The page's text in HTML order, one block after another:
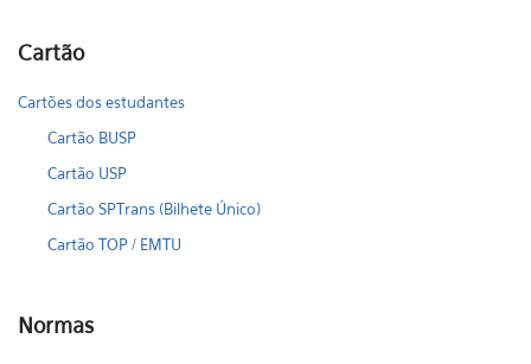
Cartão
Cartões dos estudantes
Cartão BUSP
Cartão USP
Cartão SPTrans (Bilhete Único)
Cartão TOP / EMTU
Normas